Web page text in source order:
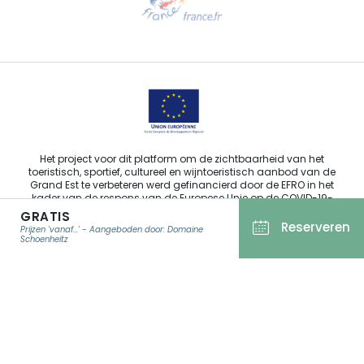
GRATIS
Prijzen 'vanaf...' - Aangeboden door: Domaine
Schoenheitz
Reserveren
Stuur ons een e-mail
Het project voor dit platform om de zichtbaarheid van het
toeristisch, sportief, cultureel en wijntoeristisch aanbod van de
Grand Est te verbeteren werd gefinancierd door de EFRO in het
kader van de respons van de Europese Unie op de COVID-19-